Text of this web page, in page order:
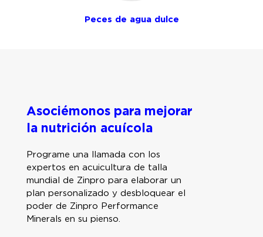
Peces de agua dulce
Asociémonos para mejorar
la nutrición acuícola
Programe una llamada con los
expertos en acuicultura de talla
mundial de Zinpro para elaborar un
plan personalizado y desbloquear el
poder de Zinpro Performance
Minerals en su pienso.